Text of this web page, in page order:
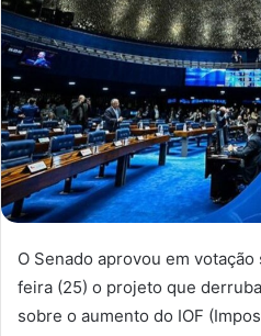
O Senado aprovou em
feira (25) o projeto que
sobre o aumento do IOF